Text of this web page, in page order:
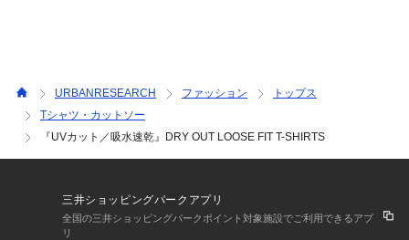
URBANRESEARCH ファッション
トップス
Tシャツ・カットソー
『UVカット／吸水速乾』DRY OUT LOOSE FIT T-SHIRTS
三井ショッピングパークアプリ
全国の三井ショッピングパークポイント対象施設でご利用できるアプ
リ